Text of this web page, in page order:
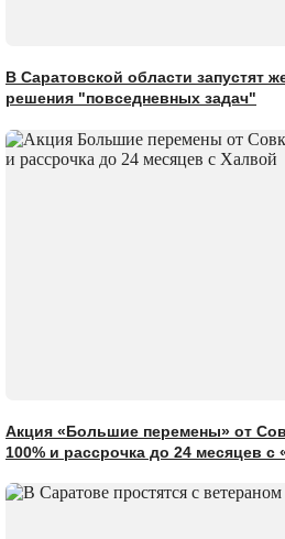
В Саратовской области запустят
решения "повседневных задач"
Акция «Большие перемены» от
100% и рассрочка до 24 месяцев с